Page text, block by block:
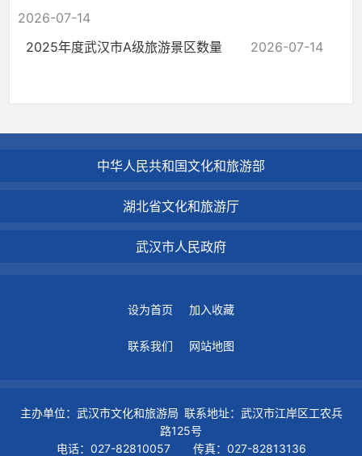
2026-07-14
2025年度武汉市A级旅游景区数量
2026-07-14
中华人民共和国文化和旅游部
湖北省文化和旅游厅
武汉市人民政府
设为首页 加入收藏
联系我们 网站地图
主办单位：武汉市文化和旅游局 联系地址：武汉市江岸区工农兵
路125号
电话：027-82810057 传真：027-82813136